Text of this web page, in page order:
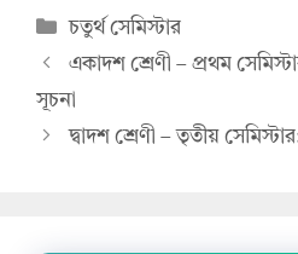
s
A
p
b
o
o
k
Categories
চতুর্থ সেমিস্টার
একাদশ শ্রেণী – প্রথম
সূচনা
দ্বাদশ শ্রেণী – তৃতীয়